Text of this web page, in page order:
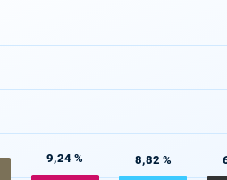
9,24 % 8,82 %